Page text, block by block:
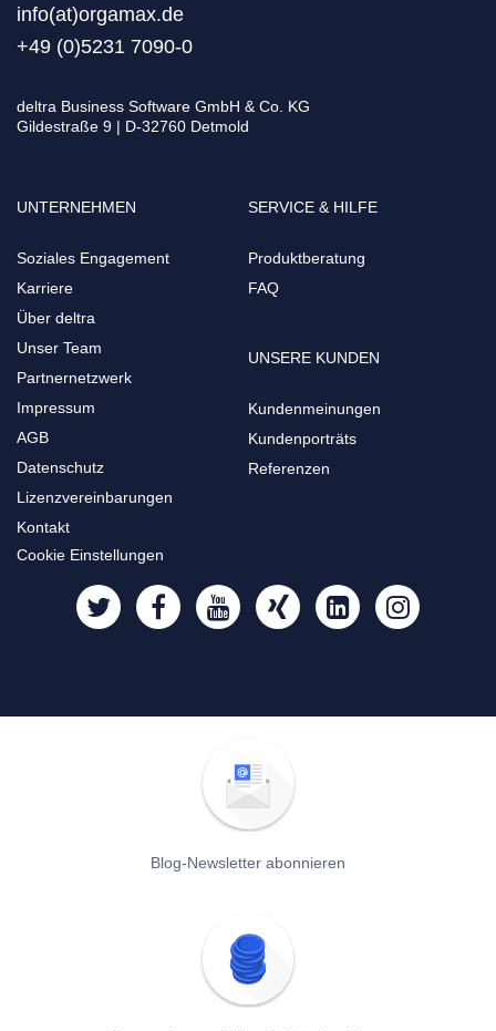
info(at)orgamax.de
+49 (0)5231 7090-0
deltra Business Software GmbH & Co. KG
Gildestraße 9 | D-32760 Detmold
UNTERNEHMEN
Soziales Engagement
Karriere
Über deltra
Unser Team
Partnernetzwerk
Impressum
AGB
Datenschutz
Lizenzvereinbarungen
Kontakt
SERVICE & HILFE
Produktberatung
FAQ
UNSERE KUNDEN
Kundenmeinungen
Kundenporträts
Referenzen
Cookie Einstellungen
Blog-Newsletter abonnieren